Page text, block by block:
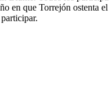
en que Torrejón ostenta